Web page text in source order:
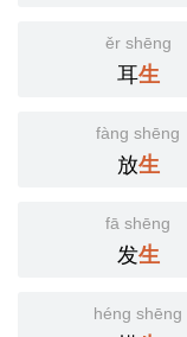
ěr shēng
耳生
fàng shēng
放生
fā shēng
发生
héng shēng